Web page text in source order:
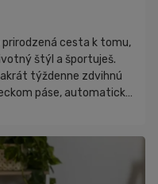
prirodzená cesta k tomu,
štýl a športuješ.
týždenne zdvihnú
páse, automaticky
tam strávi hodinu
počítačom alebo v